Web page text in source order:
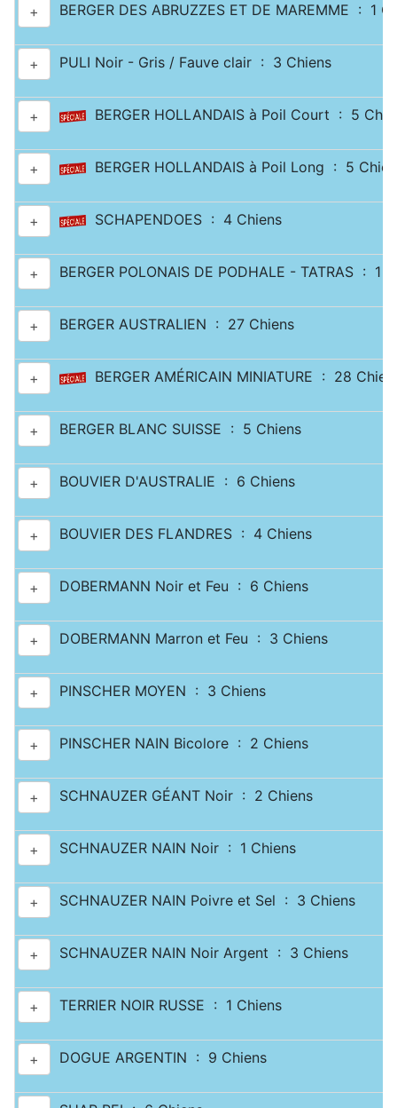
+ BERGER DES ABRUZZES ET DE MAREMME : 1
+ PULI Noir - Gris / Fauve clair : 3 Chiens
+ BERGER HOLLANDAIS à Poil Court : 5
+ BERGER HOLLANDAIS à Poil Long : 5
+ SCHAPENDOES : 4 Chiens
+ BERGER POLONAIS DE PODHALE - TATRAS : 1
+ BERGER AUSTRALIEN : 27 Chiens
+ BERGER AMÉRICAIN MINIATURE : 28
+ BERGER BLANC SUISSE : 5 Chiens
+ BOUVIER D'AUSTRALIE : 6 Chiens
+ BOUVIER DES FLANDRES : 4 Chiens
+ DOBERMANN Noir et Feu : 6 Chiens
+ DOBERMANN Marron et Feu : 3 Chiens
+ PINSCHER MOYEN : 3 Chiens
+ PINSCHER NAIN Bicolore : 2 Chiens
+ SCHNAUZER GÉANT Noir : 2 Chiens
+ SCHNAUZER NAIN Noir : 1 Chiens
+ SCHNAUZER NAIN Poivre et Sel : 3 Chiens
+ SCHNAUZER NAIN Noir Argent : 3 Chiens
+ TERRIER NOIR RUSSE : 1 Chiens
+ DOGUE ARGENTIN : 9 Chiens